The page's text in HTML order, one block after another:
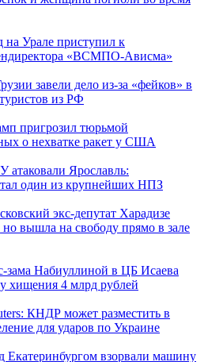
на Урале приступил к
«ВСМПО-Ависма»
завели дело из-за «фейков» в
из РФ
пригрозил тюрьмой
о нехватке ракет у США
атаковали Ярославль:
один из крупнейших НПЗ
экс-депутат Харадизе
вышла на свободу прямо в зале
зама Набиуллиной в ЦБ Исаева
хищения 4 млрд рублей
КНДР может разместить в
для ударов по Украине
Екатеринбургом взорвали машину